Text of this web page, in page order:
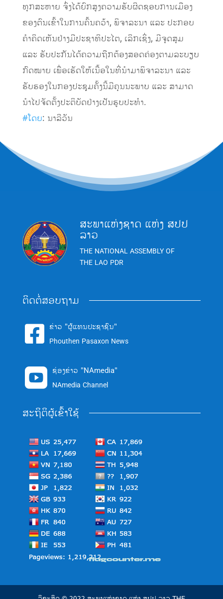
ທຸກສະຫາຍ ຈົ່ງໄດ້ຍົກສູງຄວາມຮັບຜິດຊອບການເມືອງ
ຂອງຕົນເຂົ້າໃນການຄົ້ນຄວ້າ, ພິຈາລະນາ ແລະ ປະກອບ
ຄໍາຄິດເຫັນຢ່າງມີປະຊາທິປະໄຕ, ເລິກເຊິ່ງ, ມີຈຸດສຸມ
ແລະ ຮັບປະກັນໄດ້ຄວາມຖືກຕ້ອງສອດຄ່ອງຕາມລະບຽບ
ກົດໝາຍ ເພື່ອເຮັດໃຫ້ເນື້ອໃນທີ່ນໍາມາພິຈາລະນາ ແລະ
ຮັບຮອງໃນກອງປະຊຸມຄັ້ງນີ້ມີຄຸນນະພາບ ແລະ ສາມາດ
ນໍາໄປຈັດຕັ້ງປະຕິບັດຢ່າງເປັນຮູບປະທໍາ.
#ໂດຍ: ນາລີວັນ
ສະພາແຫ່ງຊາດ ແຫ່ງ ສປປ
ລາວ
THE NATIONAL ASSEMBLY OF
THE LAO PDR
ຕິດຕໍ່ສອບຖາມ
 ຂ່າວ "ຜູ້ແທນປະຊາຊົນ"
Phouthen Pasaxon News
 ຊ່ອງຂ່າວ "NAmedia"
NAmedia Channel
ສະຖິຕິຜູ້ເຂົ້າໃຊ້